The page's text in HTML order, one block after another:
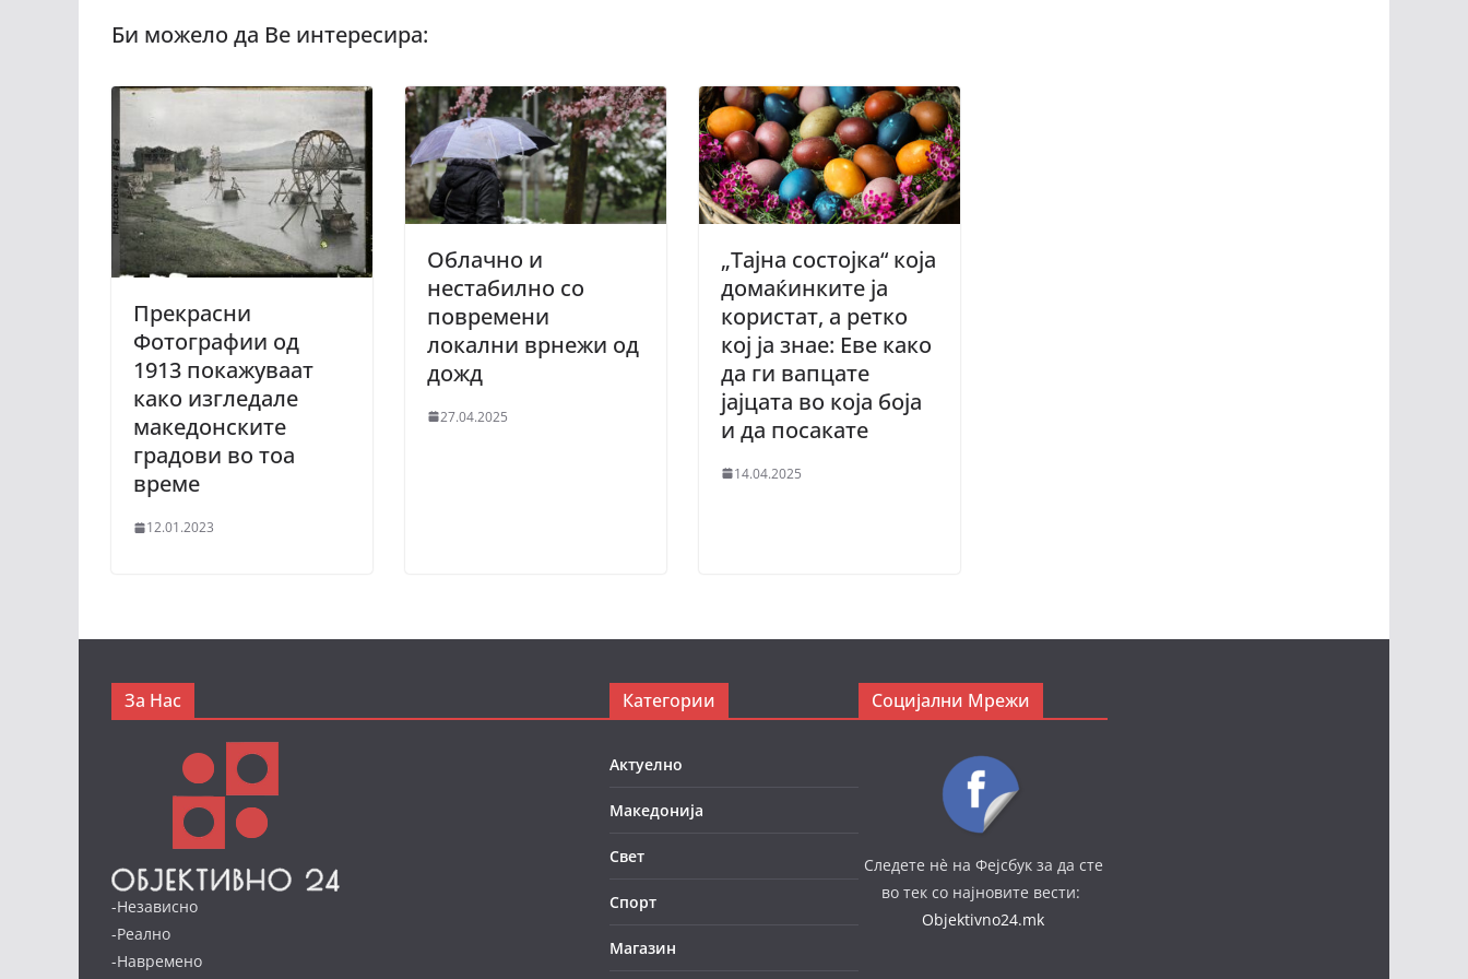
Прекрасни
Фотографии од
1913 покажуваат
како изгледале
македонските
градови во тоа
време
12.01.2023
Облачно и
нестабилно со
повремени
локални врнежи од
дожд
27.04.2025
„Тајна состојка“ која
домаќинките ја
користат, а ретко
кој ја знае: Еве како
да ги вапцате
јајцата во која боја
и да посакате
14.04.2025
За Нас
-Независно
-Реално
-Навремено
Категории
Актуелно
Македонија
Свет
Спорт
Магазин
Социјални Мрежи
Следете нè на Фејсбук за да сте
во тек со најновите вести:
Objektivno24.mk